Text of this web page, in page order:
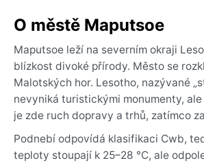
O městě Maputsoe
Maputsoe leží na severním okraji
blízkost divoké přírody. Město se
Malotských hor. Lesotho, nazývané
nevyniká turistickými monumenty,
je zde ruch dopravy a trhů, zatímco
Podnebí odpovídá klasifikaci Cwb,
teploty stoupají k 25–28 °C, ale